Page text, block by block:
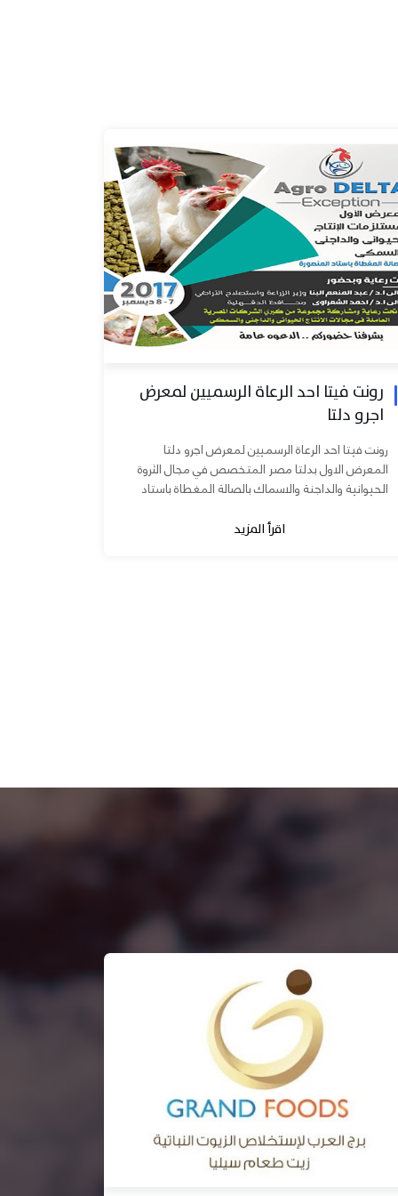
رونت فيتا احد الرعاة الرسميين لمعرض
اجرو دلتا
رونت فيتا احد الرعاة الرسميين لمعرض اجرو دلتا
المعرض الاول بدلتا مصر المتخصص في مجال الثروة
الحيوانية والداجنة والاسماك بالصالة المغطاة باستاد
اقرأ المزيد